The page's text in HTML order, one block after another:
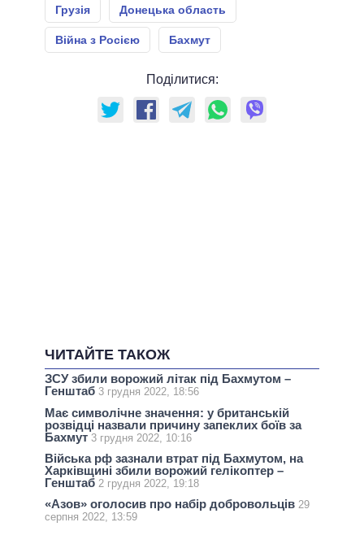
Грузія Донецька область
Війна з Росією Бахмут
Поділитися:
ЧИТАЙТЕ ТАКОЖ
ЗСУ збили ворожий літак під Бахмутом –
Генштаб 3 грудня 2022, 18:56
Має символічне значення: у британській
розвідці назвали причину запеклих боїв за
Бахмут 3 грудня 2022, 10:16
Війська рф зазнали втрат під Бахмутом, на
Харківщині збили ворожий гелікоптер –
Генштаб 2 грудня 2022, 19:18
«Азов» оголосив про набір добровольців 29
серпня 2022, 13:59